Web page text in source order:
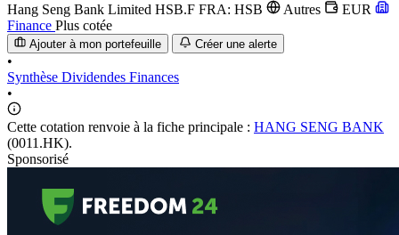
Hang Seng Bank Limited HSB.F FRA: HSB Autres
EUR
Finance Plus cotée
Ajouter à mon portefeuille Créer une alerte
•
Synthèse Dividendes Finances
•
Cette cotation renvoie à la fiche principale : HANG SENG BANK
(0011.HK).
Sponsorisé